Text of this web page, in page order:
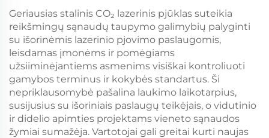
Geriausias stalinis CO₂ lazerinis pjūklas suteikia
reikšmingų sąnaudų taupymo galimybių palyginti
su išorinėmis lazerinio pjovimo paslaugomis,
leisdamas įmonėms ir pomėgiams
užsiiminėjantiems asmenims visiškai kontroliuoti
gamybos terminus ir kokybės standartus. Ši
nepriklausomybė pašalina laukimo laikotarpius,
susijusius su išoriniais paslaugų teikėjais, o vidutinio
ir didelio apimties projektams vieneto sąnaudos
žymiai sumažėja. Vartotojai gali greitai kurti naujas